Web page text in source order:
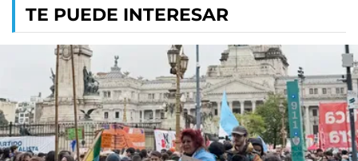
TE PUEDE INTERESAR